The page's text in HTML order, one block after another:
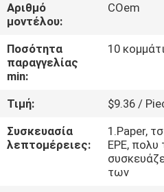
ΕΠΙΣΚΈΨΕΙΣ
ΣΤΟ
ΕΡΓΟΣΤΆΣΙΟ
ΠΟΙΌΤΗΤΑΣ
Αριθμό
μοντέλου:
COem
Ποσότητα
παραγγελίας
min:
10
Τιμή:
$9.36 /
Συσκευασία
λεπτομέρειες:
1.Paper,
EPE,
των